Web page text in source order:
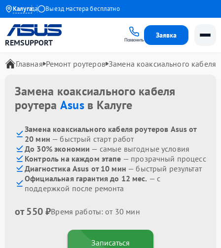
Калуга
до 1 года Выезд мастера бесплатно
REMSUPPORT Позвонить
Заявка
Главная Ремонт роутеров Замена коаксиального кабеля
Замена коаксиального кабеля
роутера Asusв Калуге
Замена коаксиального кабеля роутеров Asus от
20 мин — быстрый старт работ
До 30% экономии — самые выгодные условия
Контроль на каждом этапе — прозрачный процесс
Диагностика Asus от 10 мин — быстрый результат
Официальная гарантия до 12 мес. — с
поддержкой после ремонта
от 550 ₽Время работы: от 30 мин
Записаться